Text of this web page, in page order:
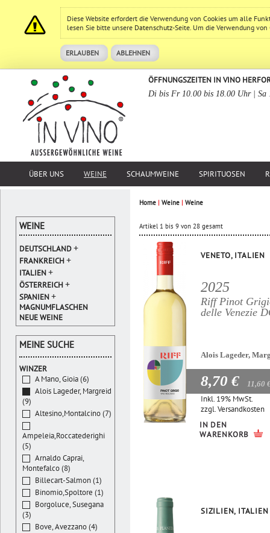
Diese Website erfordert die Verwendung von Cookies um alle
lesen Sie bitte unsere Datenschutz-Seite. Um die Verwendung
ERLAUBEN ABLEHNEN
ÖFFNUNGSZEITEN IN VINO
Di bis Fr 10.00 bis 18.00 Uhr | Sa
ÜBER UNS WEINE SCHAUMWEINE SPIRITUOSEN
Home | Weine | Weine
Artikel 1 bis 9 von 28 gesamt
VENETO, ITALIEN
2025
Riff Pinot
delle Venezie
Alois Lageder,
8,70 € 11,60
Inkl. 19% MwSt.
zzgl.Versandkosten
IN DEN
WARENKORB
SIZILIEN, ITALIEN
WEINE
DEUTSCHLAND+
FRANKREICH+
ITALIEN+
ÖSTERREICH+
SPANIEN+
MAGNUMFLASCHEN
NEUE WEINE
MEINE SUCHE
WINZER
A Mano, Gioia (6)
Alois Lageder, Margreid
(9)
Altesino,Montalcino (7)
Ampeleia,Roccatederighi
(5)
Arnaldo Caprai,
Montefalco (8)
Billecart-Salmon (1)
Binomio,Spoltore (1)
Borgoluce, Susegana
(3)
Bove, Avezzano (4)